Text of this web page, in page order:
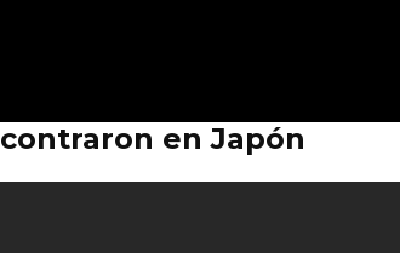
en Japón